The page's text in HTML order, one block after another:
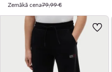
Zemākā cena79,99 €